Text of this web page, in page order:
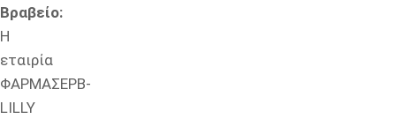
Βραβείο:
Η
εταιρία
ΦΑΡΜΑΣΕΡΒ-
LILLY